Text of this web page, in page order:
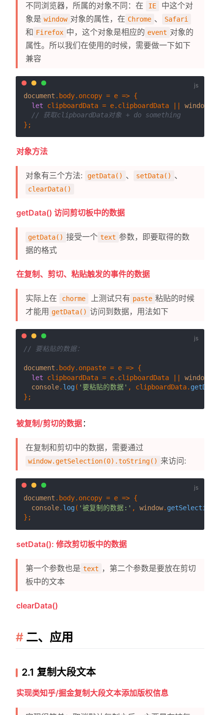
不同浏览器，所属的对象不同：在 IE
中这个对
象是 window 对象的属性，在 Chrome 、 Safari
和 Firefox 中，这个对象是相应的 event 对象的
属性。所以我们在使用的时候，需要做一下如下
兼容
document . body. oncopy = e => {
let clipboardData = e. clipboardData || window
// 获取clipboardData对象 + do something
对象方法
对象有三个方法: getData() 、 setData() 、
clearData()
getData() 访问剪切板中的数据
getData() 接受一个 text 参数，即要取得的数
据的格式
在复制、剪切、粘贴触发的事件的数据
实际上在 chorme 上测试只有 paste 粘贴的时候
才能用 getData() 访问到数据，用法如下
// 要粘贴的数据：
document . body. onpaste = e => {
let clipboardData = e. clipboardData || window
console. log ( '要粘贴的数据' , clipboardData. getData
被复制/剪切的数据 ：
在复制和剪切中的数据，需要通过
window.getSelection(0).toString() 来访问:
document . body. oncopy = e => {
console log ( '被复制的数据:' window. getSelection
setData(): 修改剪切板中的数据
第一个参数也是 text ，第二个参数是要放在剪切
板中的文本
clearData()
二、应用
2.1 复制大段文本
实现类知乎/掘金复制大段文本添加版权信息